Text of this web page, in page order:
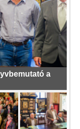
a